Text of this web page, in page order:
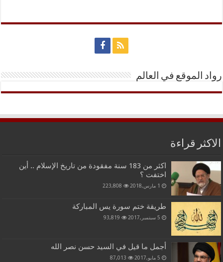
رواد الموقع في العالم
الاكثر قراءة
اكثر من 183 سنة مفقودة من تاريخ الإسلام .. أين
اختفت ؟
1 مارس,2018 223,808
طريقة ختم سورة يس المباركة
5 سبتمبر,2017 93,819
أجمل ما قيل في السيد حسن نصر الله
5 مايو,2017 87,013